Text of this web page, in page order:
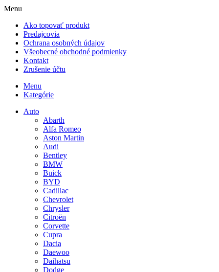
Menu
Ako topovať produkt
Predajcovia
Ochrana osobných údajov
Všeobecné obchodné podmienky
Kontakt
Zrušenie účtu
Menu
Kategórie
Auto
Abarth
Alfa Romeo
Aston Martin
Audi
Bentley
BMW
Buick
BYD
Cadillac
Chevrolet
Chrysler
Citroën
Corvette
Cupra
Dacia
Daewoo
Daihatsu
Dodge